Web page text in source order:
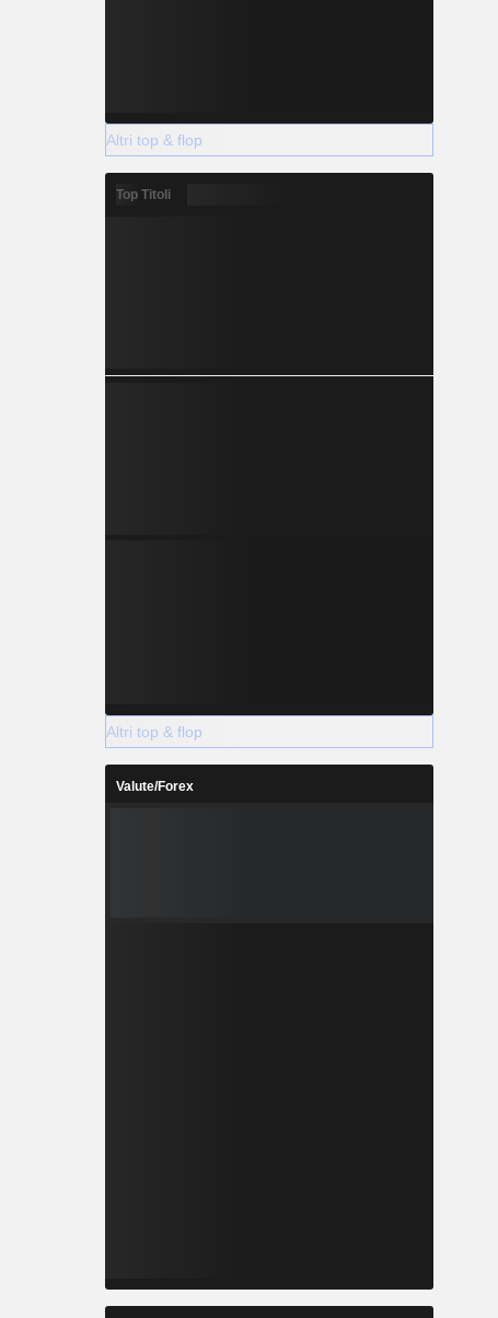
Altri top & flop
Top Titoli
Altri top & flop
Valute/Forex